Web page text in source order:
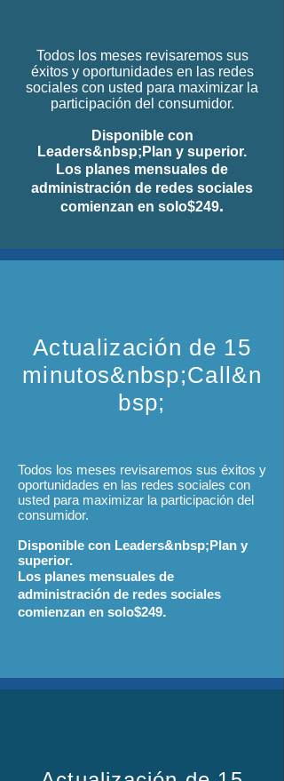
Todos los meses revisaremos sus
éxitos y oportunidades en las redes
sociales con usted para maximizar la
participación del consumidor.
Disponible con
Leaders&nbsp;Plan y superior.
Los planes mensuales de
administración de redes sociales
comienzan en solo$249.
Actualización de 15
minutos&nbsp;Call&n
bsp;
Todos los meses revisaremos sus éxitos y
oportunidades en las redes sociales con
usted para maximizar la participación del
consumidor.
Disponible con Leaders&nbsp;Plan y
superior.
Los planes mensuales de
administración de redes sociales
comienzan en solo$249.